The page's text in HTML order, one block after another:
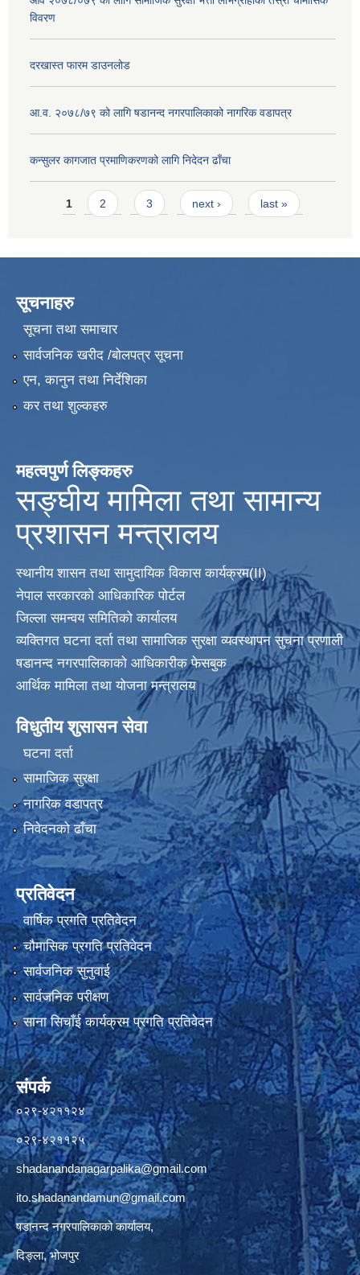
विवरण
दरखास्त फारम डाउनलोड
आ.व. २०७८/७९ को लागि षडानन्द नगरपालिकाको नागरिक वडापत्र
कन्सुलर कागजात प्रमाणिकरणको लागि निदेदन ढाँचा
Pages
1 2 3 next › last »
सूचनाहरु
सूचना तथा समाचार
सार्वजनिक खरीद /बोलपत्र सूचना
एन, कानुन तथा निर्देशिका
कर तथा शुल्कहरु
महत्वपुर्ण लिङ्कहरु
सङ्घीय मामिला तथा सामान्य
प्रशासन मन्त्रालय
स्थानीय शासन तथा सामुदायिक विकास कार्यक्रम(II)
नेपाल सरकारको आधिकारिक पोर्टल
जिल्ला समन्वय समितिको कार्यालय
व्यक्तिगत घटना दर्ता तथा सामाजिक सुरक्षा व्यवस्थापन सुचना प्रणाली
षडानन्द नगरपालिकाको आधिकारीक फेसबुक
आर्थिक मामिला तथा योजना मन्त्रालय
विधुतीय शुसासन सेवा
घटना दर्ता
सामाजिक सुरक्षा
नागरिक वडापत्र
निवेदनको ढाँचा
प्रतिवेदन
वार्षिक प्रगति प्रतिवेदन
चौमासिक प्रगति प्रतिवेदन
सार्वजनिक सुनुवाई
सार्वजनिक परीक्षण
साना सिचाँई कार्यक्रम प्रगति प्रतिवेदन
संपर्क
०२९-४२११२४
०२९-४२११२५
shadanandanagarpalika@gmail.com
ito.shadanandamun@gmail.com
षडानन्द नगरपालिकाको कार्यालय,
दिङ्ला, भोजपुर